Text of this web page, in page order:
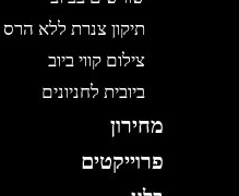
תיקון צנרת ללא הרס
צילום קווי ביוב
ביובית לחניונים
מחירון
פרוייקטים